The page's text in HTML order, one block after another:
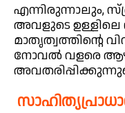
എന്നിരുന്നാലും,
അവളുടെ
മാതൃത്വത്തിന്റെ
നോവൽ വളരെ